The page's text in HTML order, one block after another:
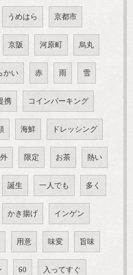
うめはら 京都市
京阪 河原町 烏丸
かい 赤 雨 雪
携 コインパーキング
海鮮 ドレッシング
限定 お茶 熱い
誕生 一人でも 多く
かき揚げ インゲン
用意 味変 旨味
60 入ってすぐ